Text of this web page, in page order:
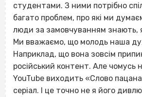
студентами. З ними потрібно
багато проблем, про які ми
люди за замовчуванням знають,
Ми вважаємо, що молодь наша
Наприклад, що вона зовсім
російський контент. Але чомусь
YouTube виходить «Слово
серіал. І це точно не я його